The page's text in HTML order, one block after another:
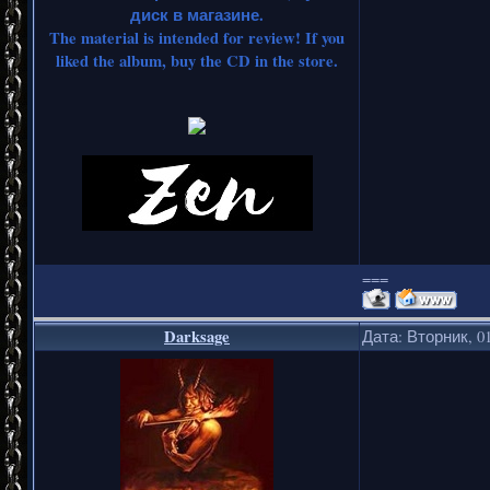
диск в магазине.
The material is intended for review! If you
liked the album, buy the CD in the store.
===
Darksage Дата: Вторник,